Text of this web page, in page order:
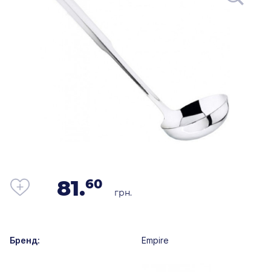
81.60
грн.
Бренд: Empire